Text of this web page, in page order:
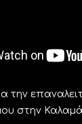
την
στην